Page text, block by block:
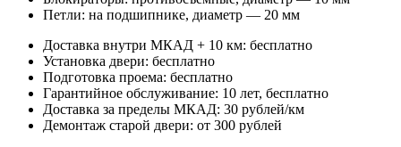
Петли: на подшипнике, диаметр — 20 мм
Доставка внутри МКАД + 10 км: бесплатно
Установка двери: бесплатно
Подготовка проема: бесплатно
Гарантийное обслуживание: 10 лет, бесплатно
Доставка за пределы МКАД: 30 рублей/км
Демонтаж старой двери: от 300 рублей